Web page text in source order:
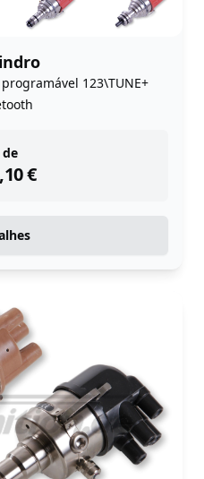
123\TUNE+
de
€